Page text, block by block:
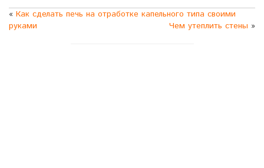
« Как сделать печь на отработке капельного типа своими
руками
Чем утеплить стены »